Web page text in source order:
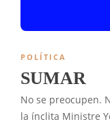
POLÍTICA
SUMAR
No se preocupen.
la ínclita Ministre